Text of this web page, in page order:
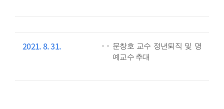
2021. 8. 31.
문창호 교수 정년퇴직 및 명
예교수 추대